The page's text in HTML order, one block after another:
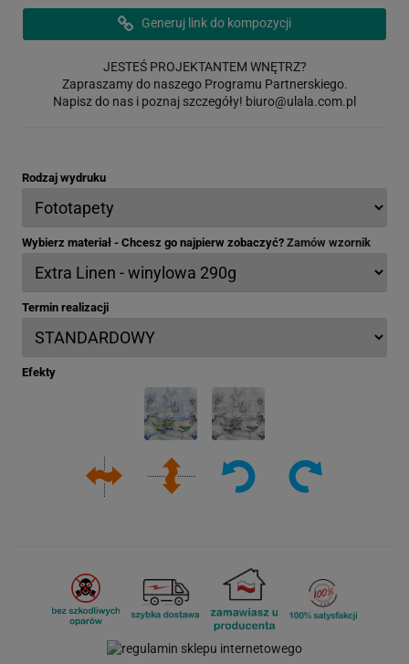
Generuj link do kompozycji
JESTEŚ PROJEKTANTEM WNĘTRZ?
Zapraszamy do naszego Programu Partnerskiego.
Napisz do nas i poznaj szczegóły! biuro@ulala.com.pl
Rodzaj wydruku
Wybierz materiał - Chcesz go najpierw zobaczyć? Zamów wzornik
Termin realizacji
Efekty